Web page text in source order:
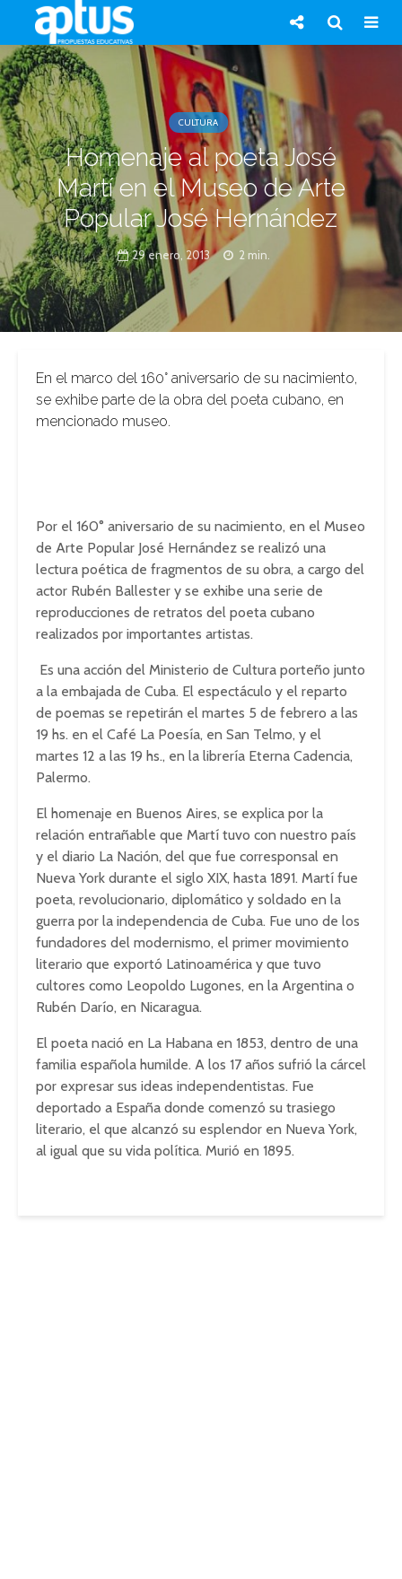
CULTURA
Homenaje al poeta José
Martí en el Museo de Arte
Popular José Hernández
29 enero, 2013 2 min.
En el marco del 160° aniversario de su nacimiento,
se exhibe parte de la obra del poeta cubano, en
mencionado museo.
Por el 160° aniversario de su nacimiento, en el Museo
de Arte Popular José Hernández se realizó una
lectura poética de fragmentos de su obra, a cargo del
actor Rubén Ballester y se exhibe una serie de
reproducciones de retratos del poeta cubano
realizados por importantes artistas.
Es una acción del Ministerio de Cultura porteño junto
a la embajada de Cuba. El espectáculo y el reparto
de poemas se repetirán el martes 5 de febrero a las
19 hs. en el Café La Poesía, en San Telmo, y el
martes 12 a las 19 hs., en la librería Eterna Cadencia,
Palermo.
El homenaje en Buenos Aires, se explica por la
relación entrañable que Martí tuvo con nuestro país
y el diario La Nación, del que fue corresponsal en
Nueva York durante el siglo XIX, hasta 1891. Martí fue
poeta, revolucionario, diplomático y soldado en la
guerra por la independencia de Cuba. Fue uno de los
fundadores del modernismo, el primer movimiento
literario que exportó Latinoamérica y que tuvo
cultores como Leopoldo Lugones, en la Argentina o
Rubén Darío, en Nicaragua.
El poeta nació en La Habana en 1853, dentro de una
familia española humilde. A los 17 años sufrió la cárcel
por expresar sus ideas independentistas. Fue
deportado a España donde comenzó su trasiego
literario, el que alcanzó su esplendor en Nueva York,
al igual que su vida política. Murió en 1895.